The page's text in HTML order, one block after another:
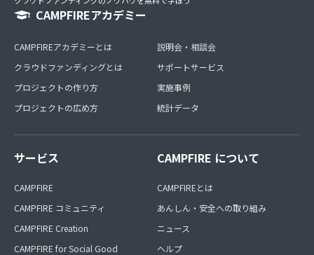
CAMPFIREアカデミー
CAMPFIREアカデミーとは
クラウドファンディングとは
プロジェクトの作り方
プロジェクトの広め方
説明会・相談会
サポートサービス
実施事例
統計データ
サービス
CAMPFIRE
CAMPFIRE コミュニティ
CAMPFIRE Creation
CAMPFIRE for Social Good
CAMPFIRE について
CAMPFIREとは
あんしん・安全への取り組み
ニュース
ヘルプ